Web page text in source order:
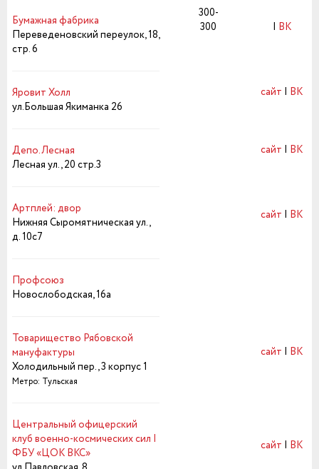
Бумажная фабрика
Переведеновский переулок, 18,
стр. 6
300-
300
| ВК
Яровит Холл
ул.Большая Якиманка 26
сайт | ВК
Депо.Лесная
Лесная ул., 20 стр.3
сайт | ВК
Артплей: двор
Нижняя Сыромятническая ул.,
д. 10с7
сайт | ВК
Профсоюз
Новослободская, 16а
Товарищество Рябовской
мануфактуры
Холодильный пер., 3 корпус 1
Метро: Тульская
сайт | ВК
Центральный офицерский
клуб военно-космических сил |
ФБУ «ЦОК ВКС»
сайт | ВК